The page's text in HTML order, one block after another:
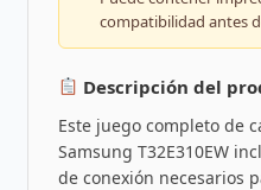
compatibilidad antes
Descripción del
Este juego completo de
Samsung T32E310EW
de conexión necesarios